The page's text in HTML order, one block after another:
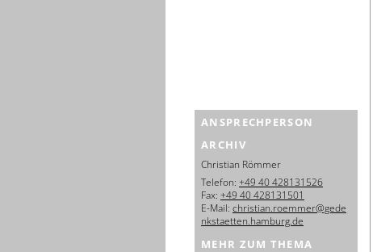
ANSPRECHPERSON
ARCHIV
Christian Römmer
Telefon: +49 40 428131526
Fax: +49 40 428131501
E-Mail: christian.roemmer@gede
nkstaetten.hamburg.de
MEHR ZUM THEMA